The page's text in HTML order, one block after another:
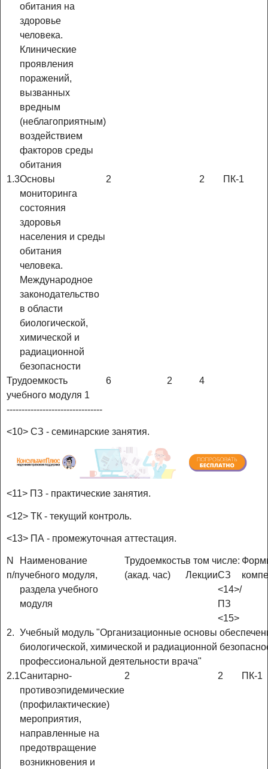
обитания на
здоровье
человека.
Клинические
проявления
поражений,
вызванных
вредным
(неблагоприятным)
воздействием
факторов среды
обитания
1.3Основы
мониторинга
состояния
здоровья
населения и среды
обитания
человека.
Международное
законодательство
в области
биологической,
химической и
радиационной
безопасности
2 2 ПК-1
Трудоемкость
учебного модуля 1
6 2 4
--------------------------------
<10> СЗ - семинарские занятия.
<11> ПЗ - практические занятия.
<12> ТК - текущий контроль.
<13> ПА - промежуточная аттестация.
N
п/п
Наименование
учебного модуля,
раздела учебного
модуля
Трудоемкость
(акад. час)
в том числе:
ЛекцииСЗ
<14>/
ПЗ
<15>
2. Учебный модуль "Организационные основы
биологической, химической и радиационной
профессиональной деятельности врача"
2.1Санитарно-
противоэпидемические
(профилактические)
мероприятия,
направленные на
предотвращение
возникновения и
2 2 ПК-1